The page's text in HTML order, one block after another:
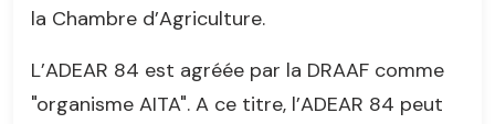
la Chambre d’Agriculture.
L’ADEAR 84 est agréée par la DRAAF comme
"organisme AITA". A ce titre, l’ADEAR 84 peut